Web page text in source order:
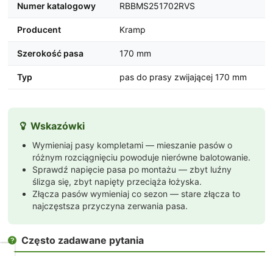
Numer katalogowy RBBMS251702RVS
Producent Kramp
Szerokość pasa 170 mm
Typ pas do prasy zwijającej 170 mm
 Wskazówki
Wymieniaj pasy kompletami — mieszanie pasów o
różnym rozciągnięciu powoduje nierówne balotowanie.
Sprawdź napięcie pasa po montażu — zbyt luźny
ślizga się, zbyt napięty przeciąża łożyska.
Złącza pasów wymieniaj co sezon — stare złącza to
najczęstsza przyczyna zerwania pasa.
 Często zadawane pytania